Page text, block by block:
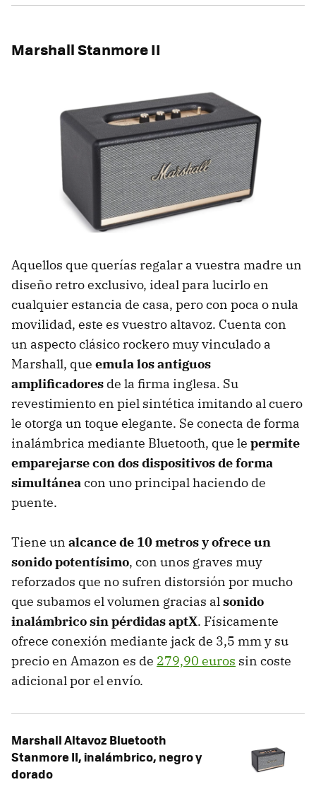
Marshall Stanmore II
Aquellos que querías regalar a vuestra madre un
diseño retro exclusivo, ideal para lucirlo en
cualquier estancia de casa, pero con poca o nula
movilidad, este es vuestro altavoz. Cuenta con
un aspecto clásico rockero muy vinculado a
Marshall, que emula los antiguos
amplificadores de la firma inglesa. Su
revestimiento en piel sintética imitando al cuero
le otorga un toque elegante. Se conecta de forma
inalámbrica mediante Bluetooth, que le permite
emparejarse con dos dispositivos de forma
simultáneacon uno principal haciendo de
puente.
Tiene un alcance de 10 metros y ofrece un
sonido potentísimo, con unos graves muy
reforzados que no sufren distorsión por mucho
que subamos el volumen gracias alsonido
inalámbrico sin pérdidas aptX. Físicamente
ofrece conexión mediante jack de 3,5 mm y su
precio en Amazon es de 279,90 euros sin coste
adicional por el envío.
Marshall Altavoz Bluetooth
Stanmore II, inalámbrico, negro y
dorado